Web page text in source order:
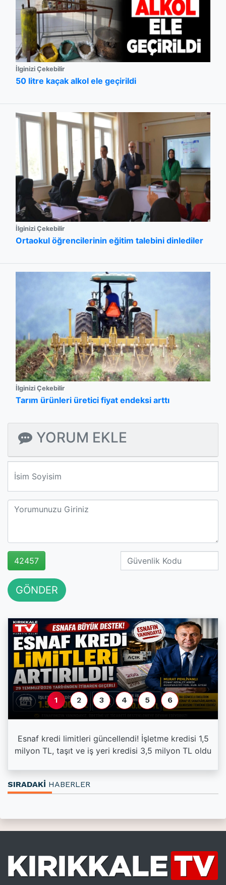
İlginizi Çekebilir
50 litre kaçak alkol ele geçirildi
İlginizi Çekebilir
Ortaokul öğrencilerinin eğitim talebini dinlediler
İlginizi Çekebilir
Tarım ürünleri üretici fiyat endeksi arttı
YORUM EKLE
42457
GÖNDER
Esnaf kredi limitleri güncellendi! İşletme kredisi 1,5
milyon TL, taşıt ve iş yeri kredisi 3,5 milyon TL oldu
1 2 3 4 5 6
SIRADAKİ HABERLER